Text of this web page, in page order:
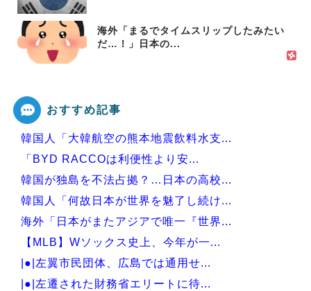
海外「まるでタイムスリップしたみたい
だ…！」日本の...
おすすめ記事
韓国人「大韓航空の熊本地震飲料水支...
「BYD RACCOは利便性より安...
韓国が独島を不法占拠？…日本の高校...
韓国人「何故日本が世界を魅了し続け...
海外「日本がまたアジアで唯一『世界...
【MLB】Wソックス史上、今年が一...
|●|左翼市民団体、広島では通用せ...
|●|左遷された財務省エリートに待...